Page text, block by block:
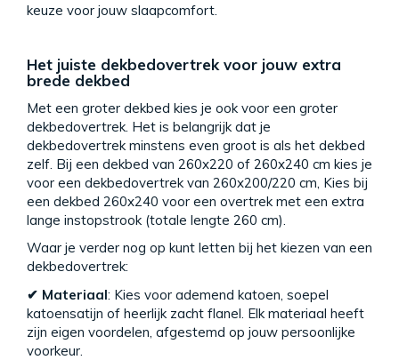
keuze voor jouw slaapcomfort.
Het juiste dekbedovertrek voor jouw extra
brede dekbed
Met een groter dekbed kies je ook voor een groter
dekbedovertrek. Het is belangrijk dat je
dekbedovertrek minstens even groot is als het dekbed
zelf. Bij een dekbed van 260x220 of 260x240 cm kies je
voor een dekbedovertrek van 260x200/220 cm, Kies bij
een dekbed 260x240 voor een overtrek met een extra
lange instopstrook (totale lengte 260 cm).
Waar je verder nog op kunt letten bij het kiezen van een
dekbedovertrek:
✔ Materiaal: Kies voor ademend katoen, soepel
katoensatijn of heerlijk zacht flanel. Elk materiaal heeft
zijn eigen voordelen, afgestemd op jouw persoonlijke
voorkeur.